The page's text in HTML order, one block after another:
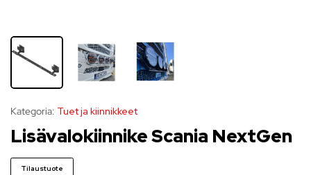
Kategoria: Tuet ja kiinnikkeet
Lisävalokiinnike Scania NextGen
Tilaustuote